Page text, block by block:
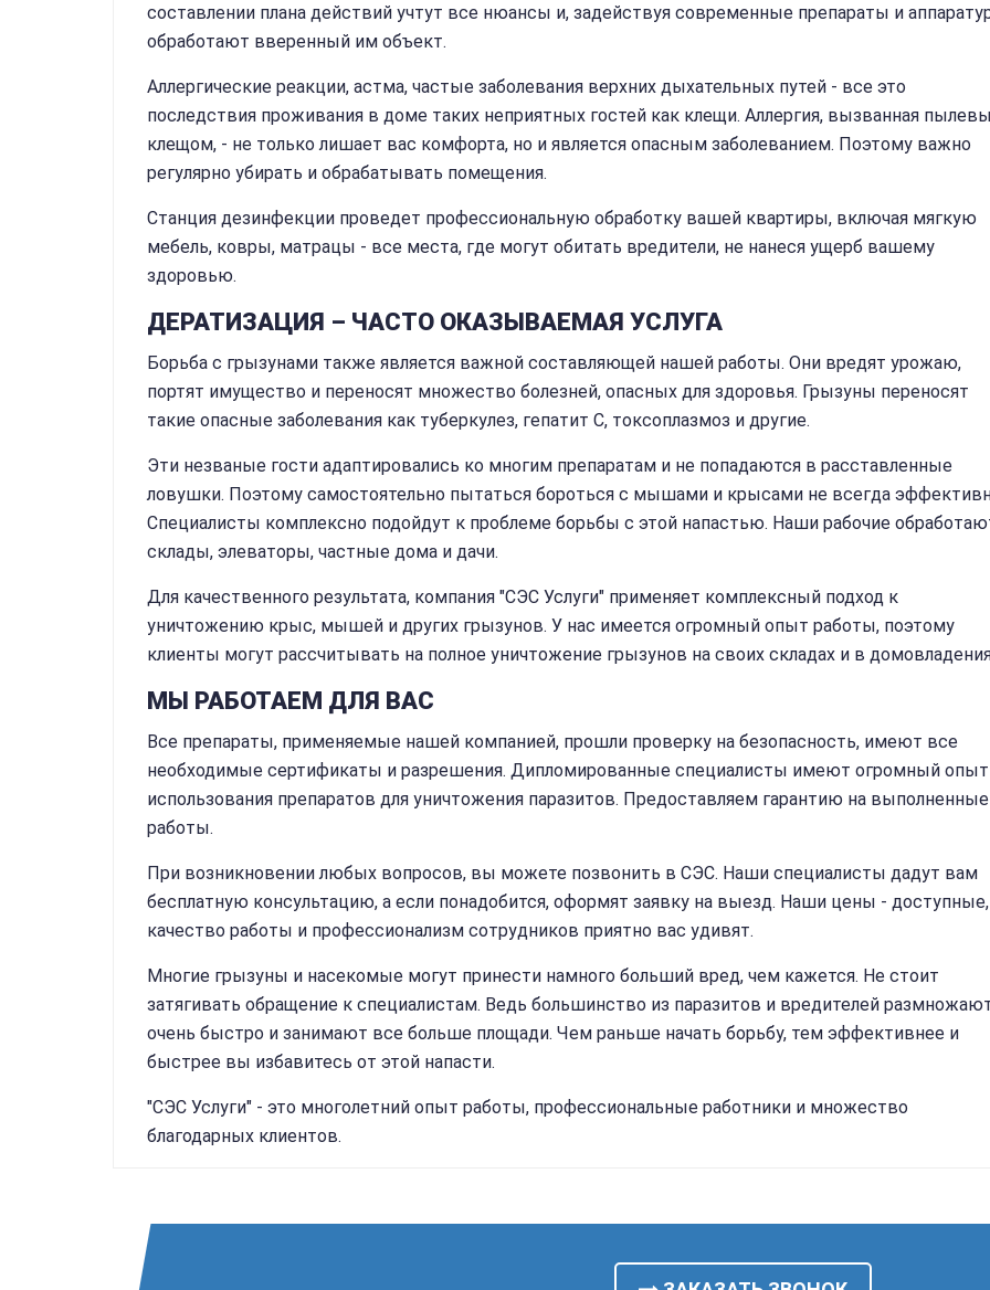
составлении плана действий учтут все нюансы и, задействуя современные препараты и
обработают вверенный им объект.
Аллергические реакции, астма, частые заболевания верхних дыхательных путей - все это
последствия проживания в доме таких неприятных гостей как клещи. Аллергия, вызванная
клещом, - не только лишает вас комфорта, но и является опасным заболеванием. Поэтому важно
регулярно убирать и обрабатывать помещения.
Станция дезинфекции проведет профессиональную обработку вашей квартиры, включая мягкую
мебель, ковры, матрацы - все места, где могут обитать вредители, не нанеся ущерб вашему
здоровью.
ДЕРАТИЗАЦИЯ – ЧАСТО ОКАЗЫВАЕМАЯ УСЛУГА
Борьба с грызунами также является важной составляющей нашей работы. Они вредят урожаю,
портят имущество и переносят множество болезней, опасных для здоровья. Грызуны переносят
такие опасные заболевания как туберкулез, гепатит С, токсоплазмоз и другие.
Эти незваные гости адаптировались ко многим препаратам и не попадаются в расставленные
ловушки. Поэтому самостоятельно пытаться бороться с мышами и крысами не всегда
Специалисты комплексно подойдут к проблеме борьбы с этой напастью. Наши рабочие
склады, элеваторы, частные дома и дачи.
Для качественного результата, компания "СЭС Услуги" применяет комплексный подход к
уничтожению крыс, мышей и других грызунов. У нас имеется огромный опыт работы, поэтому
клиенты могут рассчитывать на полное уничтожение грызунов на своих складах и в
МЫ РАБОТАЕМ ДЛЯ ВАС
Все препараты, применяемые нашей компанией, прошли проверку на безопасность, имеют все
необходимые сертификаты и разрешения. Дипломированные специалисты имеют огромный опыт
использования препаратов для уничтожения паразитов. Предоставляем гарантию на выполненные
работы.
При возникновении любых вопросов, вы можете позвонить в СЭС. Наши специалисты дадут вам
бесплатную консультацию, а если понадобится, оформят заявку на выезд. Наши цены -
качество работы и профессионализм сотрудников приятно вас удивят.
Многие грызуны и насекомые могут принести намного больший вред, чем кажется. Не стоит
затягивать обращение к специалистам. Ведь большинство из паразитов и вредителей
очень быстро и занимают все больше площади. Чем раньше начать борьбу, тем эффективнее и
быстрее вы избавитесь от этой напасти.
"СЭС Услуги" - это многолетний опыт работы, профессиональные работники и множество
благодарных клиентов.